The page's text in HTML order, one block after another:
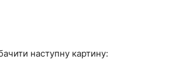
наступну картину: